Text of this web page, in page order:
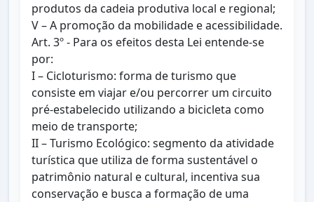
produtos da cadeia produtiva local e regional;
V – A promoção da mobilidade e acessibilidade.
Art. 3º - Para os efeitos desta Lei entende-se
por:
I – Cicloturismo: forma de turismo que
consiste em viajar e/ou percorrer um circuito
pré-estabelecido utilizando a bicicleta como
meio de transporte;
II – Turismo Ecológico: segmento da atividade
turística que utiliza de forma sustentável o
patrimônio natural e cultural, incentiva sua
conservação e busca a formação de uma